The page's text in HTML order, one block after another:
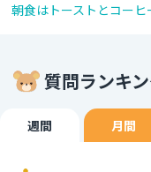
朝食はトーストとコーヒ
質問ランキ
週間 月間